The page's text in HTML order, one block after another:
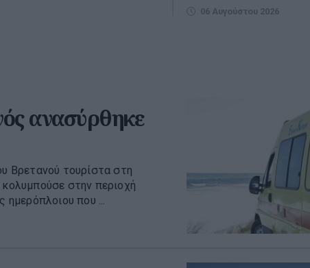
06 Αυγούστου 2026
ανασύρθηκε
Βρετανού τουρίστα στη
στην περιοχή
που ...